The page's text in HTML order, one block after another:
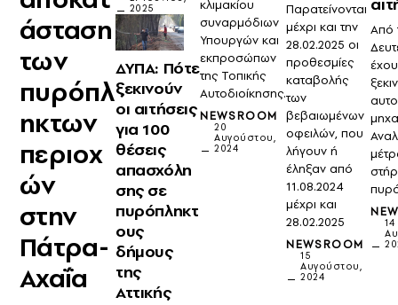
άσταση
των
πυρόπλ
ηκτων
περιοχ
ών
στην
Πάτρα-
Αχαΐα
2025
ΔΥΠΑ: Πότε
ξεκινούν
οι αιτήσεις
για 100
θέσεις
απασχόλη
σης σε
πυρόπληκτ
ους
δήμους
της
Αττικής
κλιμακίου
συναρμόδιων
Υπουργών και
εκπροσώπων
της Τοπικής
Αυτοδιοίκησης.
NEWSROOM
20
Αυγούστου,
2024
Παρατείνονται
μέχρι και την
28.02.2025 οι
προθεσμίες
καταβολής
των
βεβαιωμένων
οφειλών, που
λήγουν ή
έληξαν από
11.08.2024
μέχρι και
28.02.2025
NEWSROOM
15
Αυγούστου,
2024
Από
14